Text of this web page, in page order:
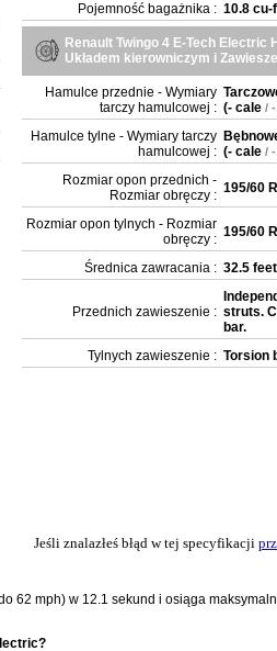
Pojemność bagażnika : 10.8 cu-
Renault Twingo 4 E-Tech Electric
Układem kierowniczym i
Hamulce przednie - Wymiary
tarczy hamulcowej : (- cale /
Hamulce tylne - Wymiary tarczy
hamulcowej : (- cale /
Rozmiar opon przednich -
Rozmiar obręczy : 195/60
Rozmiar opon tylnych - Rozmiar
obręczy : 195/60
Średnica zawracania : 32.5 feet
Przednich zawieszenie : struts.
bar.
Tylnych zawieszenie : Torsion
Jeśli znalazłeś błąd w tej specyfikacji
62 mph) w 12.1 sekund i osiąga